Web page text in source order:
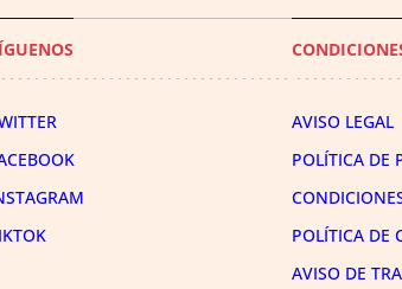
AVISO LEGAL
POLÍTICA DE
POLÍTICA DE
AVISO DE